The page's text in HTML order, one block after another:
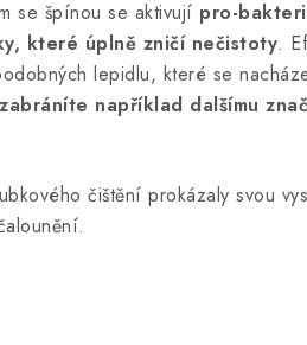
se špínou se aktivují pro-
které úplně zničí nečistoty.
lepidlu, které se
například dalšímu
čištění prokázaly svou